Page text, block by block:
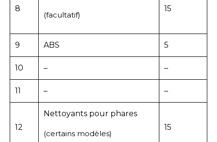
8
(facultatif)
15
9 ABS 5
10 – –
11 – –
12
Nettoyants pour phares
(certains modèles)
15